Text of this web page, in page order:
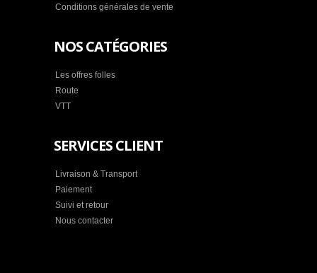
Conditions générales de vente
NOS CATÉGORIES
Les offres folles
Route
VTT
SERVICES CLIENT
Livraison & Transport
Paiement
Suivi et retour
Nous contacter